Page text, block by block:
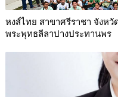
หงส์ไทย สาขาศรีราชา จังห
พระพุทธลีลาปางประทานพร